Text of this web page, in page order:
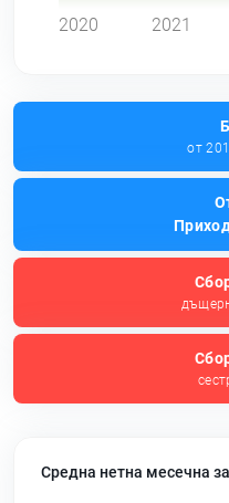
2020 2021
от
Средна нетна месечна